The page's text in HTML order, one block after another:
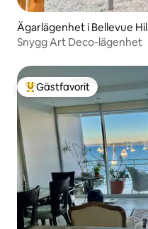
Ägarlägenhet i Bellevue
Snygg Art Deco-lägenhet
Populär gästfavorit
Gästfavorit